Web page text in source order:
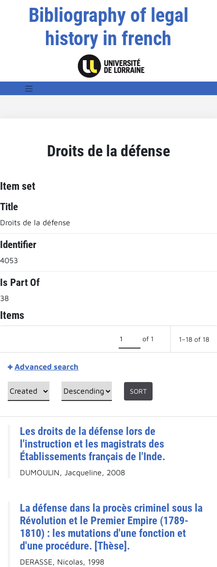
Bibliography of legal
history in french
Droits de la défense
Item set
Title
Droits de la défense
Identifier
4053
Is Part Of
38
Items
of 1 1–18 of 18
Advanced search
SORT
Les droits de la défense lors de
l'instruction et les magistrats des
Établissements français de l'Inde.
DUMOULIN, Jacqueline, 2008
La défense dans la procès criminel sous la
Révolution et le Premier Empire (1789-
1810) : les mutations d'une fonction et
d'une procédure. [Thèse].
DERASSE, Nicolas, 1998